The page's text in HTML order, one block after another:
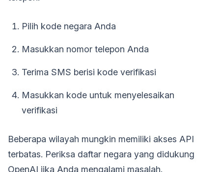
Pilih kode negara Anda
Masukkan nomor telepon Anda
Terima SMS berisi kode verifikasi
Masukkan kode untuk menyelesaikan
verifikasi
Beberapa wilayah mungkin memiliki akses API
terbatas. Periksa daftar negara yang didukung
OpenAI jika Anda mengalami masalah.